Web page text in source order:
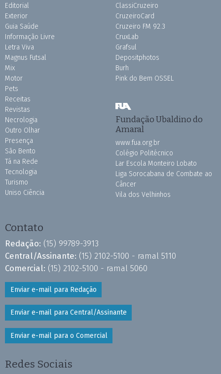
Editorial
Exterior
Guia Saúde
Informação Livre
Letra Viva
Magnus Futsal
Mix
Motor
Pets
Receitas
Revistas
Necrologia
Outro Olhar
Presença
São Bento
Tá na Rede
Tecnologia
Turismo
Uniso Ciência
ClassiCruzeiro
CruzeiroCard
Cruzeiro FM 92.3
CruxLab
Grafsul
Depositphotos
Burh
Pink do Bem OSSEL
Fundação Ubaldino do
Amaral
www.fua.org.br
Colégio Politécnico
Lar Escola Monteiro Lobato
Liga Sorocabana de Combate ao
Câncer
Vila dos Velhinhos
Contato
Redação: (15) 99789-3913
Central/Assinante: (15) 2102-5100 - ramal 5110
Comercial: (15) 2102-5100 - ramal 5060
Enviar e-mail para Redação
Enviar e-mail para Central/Assinante
Enviar e-mail para o Comercial
Redes Sociais